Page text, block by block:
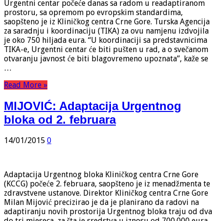
Urgentni centar počeće danas sa radom u readaptiranom
prostoru, sa opremom po evropskim standardima,
saopšteno je iz Kliničkog centra Crne Gore. Turska Agencija
za saradnju i koordinaciju (TIKA) za ovu namjenu izdvojila
je oko 750 hiljada eura. “U koordinaciji sa predstavnicima
TIKA-e, Urgentni centar će biti pušten u rad, a o svečanom
otvaranju javnost će biti blagovremeno upoznata”, kaže se
…
Read More »
MIJOVIĆ: Adaptacija Urgentnog
bloka od 2. februara
14/01/2015 0
Adaptacija Urgentnog bloka Kliničkog centra Crne Gore
(KCCG) počeće 2. februara, saopšteno je iz menadžmenta te
zdravstvene ustanove. Direktor Kliničkog centra Crne Gore
Milan Mijović precizirao je da je planirano da radovi na
adaptiranju novih prostorija Urgentnog bloka traju od dva